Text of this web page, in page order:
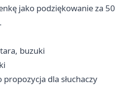
jako podziękowanie za 50
buzuki
dla słuchaczy